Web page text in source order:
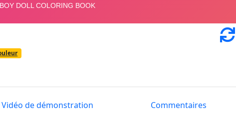
Vidéo de démonstration Commentaires